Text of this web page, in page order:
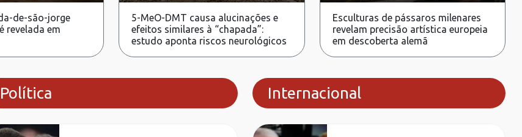
de-são-jorge
revelada em
5-MeO-DMT causa alucinações e
efeitos similares à “chapada”:
estudo aponta riscos neurológicos
Esculturas de pássaros milenares
revelam precisão artística europeia
em descoberta alemã
Política Internacional